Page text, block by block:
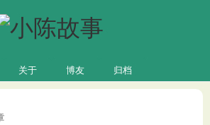
关于 博友 归档